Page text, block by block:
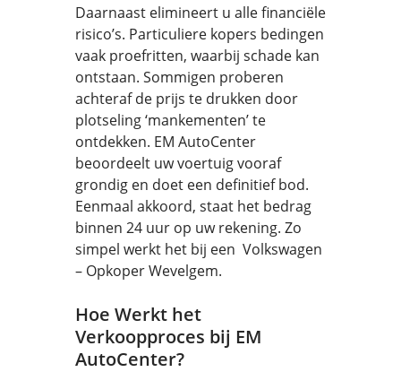
Daarnaast elimineert u alle financiële
risico’s. Particuliere kopers bedingen
vaak proefritten, waarbij schade kan
ontstaan. Sommigen proberen
achteraf de prijs te drukken door
plotseling ‘mankementen’ te
ontdekken. EM AutoCenter
beoordeelt uw voertuig vooraf
grondig en doet een definitief bod.
Eenmaal akkoord, staat het bedrag
binnen 24 uur op uw rekening. Zo
simpel werkt het bij een Volkswagen
– Opkoper Wevelgem.
Hoe Werkt het
Verkoopproces bij EM
AutoCenter?